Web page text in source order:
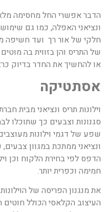
הדבר אפשרי החל מחסימה
ונציאני האפלה, כמו גם שימוש
חלקי של אור רך ועד חשיפה
של התריס והן בזווית בה
או להחשיך את החדר בדיוק
אסתטיקה
וילונות תריס ונציאני מבית
סגנונות וצבעים כך שתוכלו
שפע של דגמי וילונות מעוצבים
ונציאני ממתכת במגוון צבעים,
הדפס לפי בחירת הלקוח וכן
חמימה וכפרית יותר.
את מנגנון הפריסה של
העיצוב הקלאסי הכולל חוטים